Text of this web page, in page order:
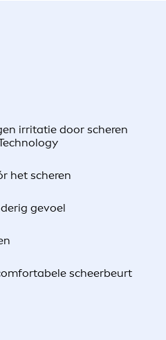
irritatie door scheren
het scheren
gevoel
scheerbeurt